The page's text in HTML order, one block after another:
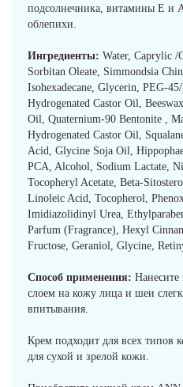
подсолнечника, витамины Е и
облепихи.
Ингредиенты: Water, Caprylic /
Sorbitan Oleate, Simmondsia
Isohexadecane, Glycerin, PEG-
Hydrogenated Castor Oil,
Oil, Quaternium-90 Bentonite ,
Hydrogenated Castor Oil,
Acid, Glycine Soja Oil,
PCA, Alcohol, Sodium Lactate,
Tocopheryl Acetate, Beta-
Linoleic Acid, Tocopherol,
Imidiazolidinyl Urea,
Parfum (Fragrance), Hexyl
Fructose, Geraniol, Glycine,
Способ применения:
слоем на кожу лица и шеи
впитывания.
Крем подходит для всех типов
для сухой и зрелой кожи.